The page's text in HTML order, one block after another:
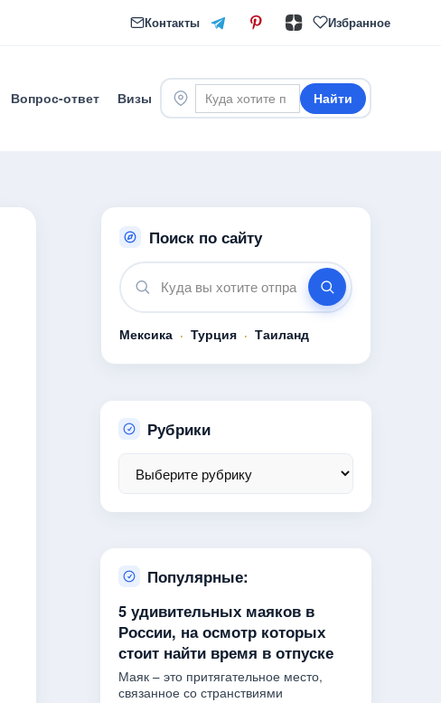
Контакты Избранное
Вопрос-ответ Визы Найти
Поиск по сайту
Мексика · Турция · Таиланд
Рубрики
Популярные:
5 удивительных маяков в
России, на осмотр которых
стоит найти время в отпуске
Маяк – это притягательное место,
связанное со странствиями